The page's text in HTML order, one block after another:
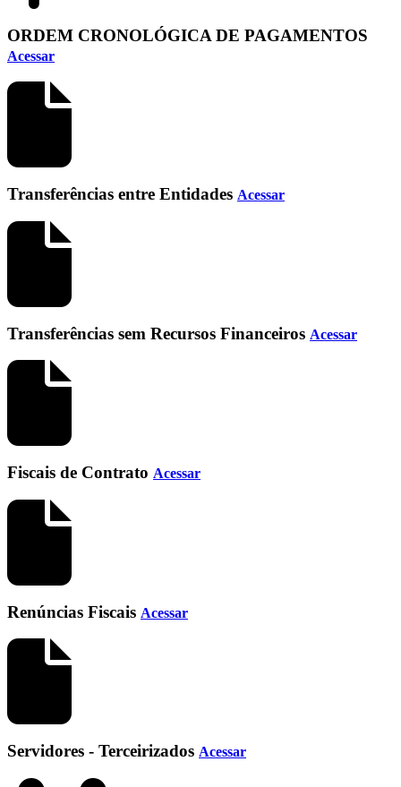
ORDEM CRONOLÓGICA DE PAGAMENTOS
Acessar
Transferências entre Entidades Acessar
Transferências sem Recursos Financeiros Acessar
Fiscais de Contrato Acessar
Renúncias Fiscais Acessar
Servidores - Terceirizados Acessar